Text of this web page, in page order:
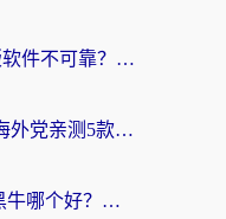
海外党别踩坑！iOS破解版软件不可靠？教你选对回国加速器无缝看国内资源
雷神手游和快喵好用吗？海外党亲测5款回国加速器，附斧牛Bling对比+微信视频号解决办法
海外党纠结ChickCN和小黑牛哪个好？一篇帮你选对回国加速器的实用指南